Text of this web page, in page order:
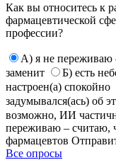
Как вы относитесь к
фармацевтической
профессии?
А) я не переживаю
заменит
Б) есть
настроен(а) спокойно
задумывался(ась) об
возможно, ИИ
переживаю – считаю,
фармацевтов
Все опросы